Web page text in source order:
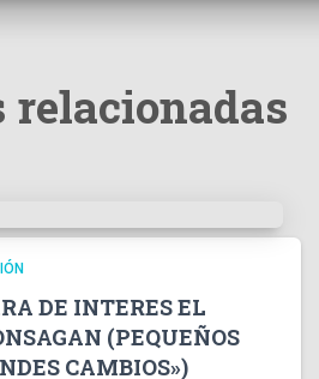
relacionadas
DE INTERES EL
(PEQUEÑOS
CAMBIOS»)